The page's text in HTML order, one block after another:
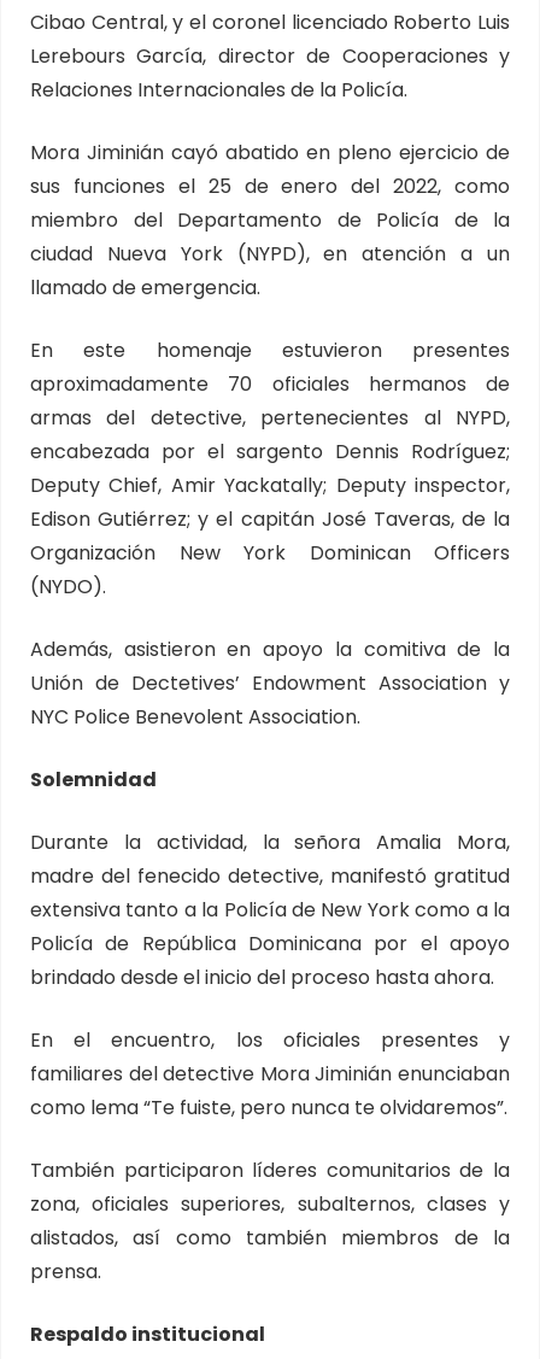
Cibao Central, y el coronel licenciado Roberto Luis
Lerebours García, director de Cooperaciones y
Relaciones Internacionales de la Policía.
Mora Jiminián cayó abatido en pleno ejercicio de
sus funciones el 25 de enero del 2022, como
miembro del Departamento de Policía de la
ciudad Nueva York (NYPD), en atención a un
llamado de emergencia.
En este homenaje estuvieron presentes
aproximadamente 70 oficiales hermanos de
armas del detective, pertenecientes al NYPD,
encabezada por el sargento Dennis Rodríguez;
Deputy Chief, Amir Yackatally; Deputy inspector,
Edison Gutiérrez; y el capitán José Taveras, de la
Organización New York Dominican Officers
(NYDO).
Además, asistieron en apoyo la comitiva de la
Unión de Dectetives’ Endowment Association y
NYC Police Benevolent Association.
Solemnidad
Durante la actividad, la señora Amalia Mora,
madre del fenecido detective, manifestó gratitud
extensiva tanto a la Policía de New York como a la
Policía de República Dominicana por el apoyo
brindado desde el inicio del proceso hasta ahora.
En el encuentro, los oficiales presentes y
familiares del detective Mora Jiminián enunciaban
como lema “Te fuiste, pero nunca te olvidaremos”.
También participaron líderes comunitarios de la
zona, oficiales superiores, subalternos, clases y
alistados, así como también miembros de la
prensa.
Respaldo institucional